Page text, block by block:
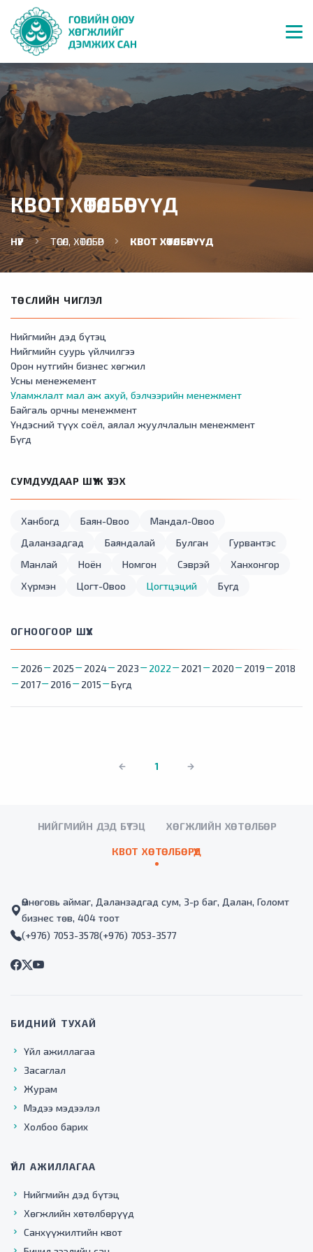
КВОТ ХӨТӨЛБӨРҮҮД
НҮҮР ТӨСӨЛ, ХӨТӨЛБӨР КВОТ ХӨТӨЛБӨРҮҮД
ТӨСЛИЙН ЧИГЛЭЛ
Нийгмийн дэд бүтэц
Нийгмийн суурь үйлчилгээ
Орон нутгийн бизнес хөгжил
Усны менежемент
Уламжлалт мал аж ахуй, бэлчээрийн менежмент
Байгаль орчны менежмент
Үндэсний түүх соёл, аялал жуулчлалын менежмент
Бүгд
СУМДУУДААР ШҮҮЖ ҮЗЭХ
Ханбогд Баян-Овоо
Мандал-Овоо
Даланзадгад
Баяндалай Булган
Гурвантэс
Манлай
Ноён Номгон Сэврэй
Ханхонгор
Хүрмэн
Цогт-Овоо Цогтцэций Бүгд
ОГНООГООР ШҮҮХ
2026 2025 2024 2023 2022 2021 2020 2019
2018
2017
2016 2015 Бүгд
1
НИЙГМИЙН ДЭД БҮТЭЦ ХӨГЖЛИЙН ХӨТӨЛБӨР
КВОТ ХӨТӨЛБӨРҮҮД
Өмнөговь аймаг, Даланзадгад сум, 3-р баг, Далан, Голомт
бизнес төв, 404 тоот
(+976) 7053-3578(+976) 7053-3577
БИДНИЙ ТУХАЙ
Үйл ажиллагаа
Засаглал
Журам
Мэдээ мэдээлэл
Холбоо барих
ҮЙЛ АЖИЛЛАГАА
Нийгмийн дэд бүтэц
Хөгжлийн хөтөлбөрүүд
Санхүүжилтийн квот